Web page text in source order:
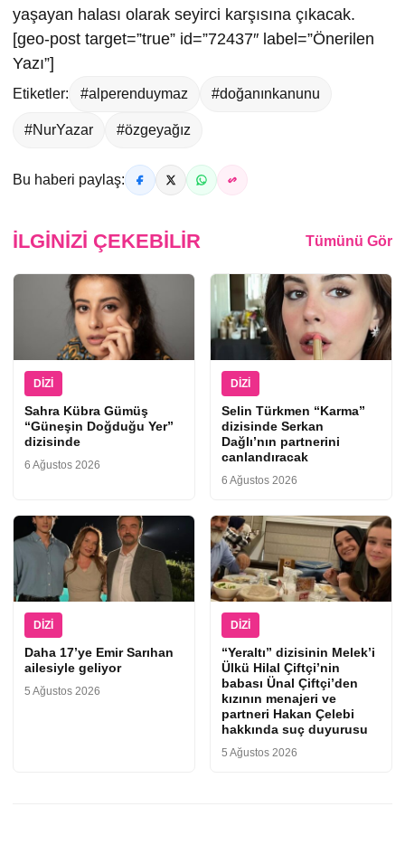
yaşayan halası olarak seyirci karşısına çıkacak.
[geo-post target=”true” id=”72437″ label=”Önerilen
Yazı”]
Etiketler: #alperenduymaz #doğanınkanunu
#NurYazar #özgeyağız
Bu haberi paylaş:
İLGINIZI ÇEKEBILIR Tümünü Gör
DIZI
Sahra Kübra Gümüş
“Güneşin Doğduğu Yer”
dizisinde
6 Ağustos 2026
DIZI
Selin Türkmen “Karma”
dizisinde Serkan
Dağlı’nın partnerini
canlandıracak
6 Ağustos 2026
DIZI
Daha 17’ye Emir Sarıhan
ailesiyle geliyor
5 Ağustos 2026
DIZI
“Yeraltı” dizisinin Melek’i
Ülkü Hilal Çiftçi’nin
babası Ünal Çiftçi’den
kızının menajeri ve
partneri Hakan Çelebi
hakkında suç duyurusu
5 Ağustos 2026